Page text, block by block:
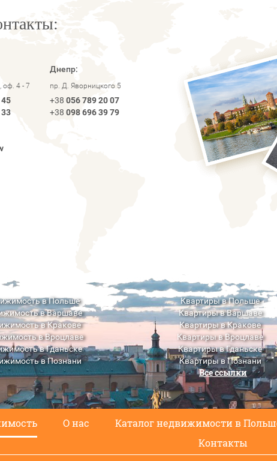
оф. 4 - 7
Днепр:
пр. Д. Яворницкого 5
+38 056 789 20 07
+38 098 696 39 79
в Польше
в Варшаве
в Кракове
в Вроцлаве
в Гданьске
в Познани
в Люблине
Квартиры в Польше
Квартиры в Варшаве
Квартиры в Кракове
Квартиры в Вроцлаве
Квартиры в Гданьске
Квартиры в Познани
Квартиры в Люблине
Все ссылки
О нас Каталог недвижимости в
Контакты